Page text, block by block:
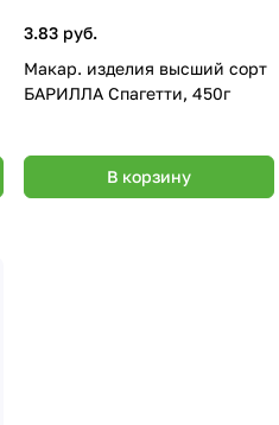
3.83 руб.
Макар. изделия высший сорт
БАРИЛЛА Спагетти, 450г
В корзину